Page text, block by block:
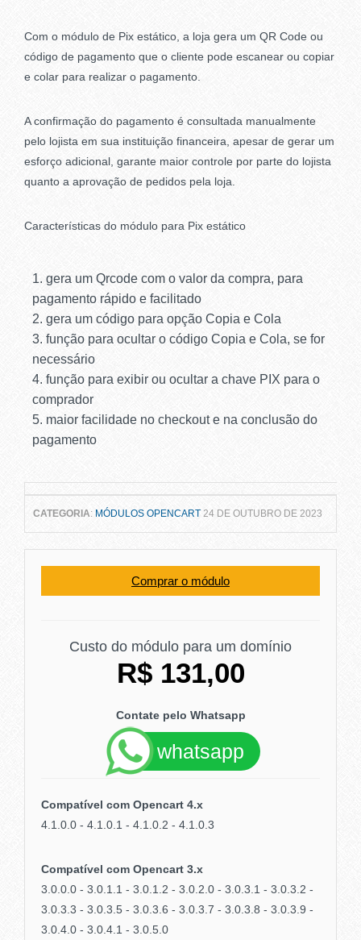
Com o módulo de Pix estático, a loja gera um QR Code ou
código de pagamento que o cliente pode escanear ou copiar
e colar para realizar o pagamento.
A confirmação do pagamento é consultada manualmente
pelo lojista em sua instituição financeira, apesar de gerar um
esforço adicional, garante maior controle por parte do lojista
quanto a aprovação de pedidos pela loja.
Características do módulo para Pix estático
gera um Qrcode com o valor da compra, para
pagamento rápido e facilitado
gera um código para opção Copia e Cola
função para ocultar o código Copia e Cola, se for
necessário
função para exibir ou ocultar a chave PIX para o
comprador
maior facilidade no checkout e na conclusão do
pagamento
CATEGORIA: MÓDULOS OPENCART 24 DE OUTUBRO DE 2023
Comprar o módulo
Custo do módulo para um domínio
R$ 131,00
Contate pelo Whatsapp
whatsapp
Compatível com Opencart 4.x
4.1.0.0 - 4.1.0.1 - 4.1.0.2 - 4.1.0.3
Compatível com Opencart 3.x
3.0.0.0 - 3.0.1.1 - 3.0.1.2 - 3.0.2.0 - 3.0.3.1 - 3.0.3.2 -
3.0.3.3 - 3.0.3.5 - 3.0.3.6 - 3.0.3.7 - 3.0.3.8 - 3.0.3.9 -
3.0.4.0 - 3.0.4.1 - 3.0.5.0